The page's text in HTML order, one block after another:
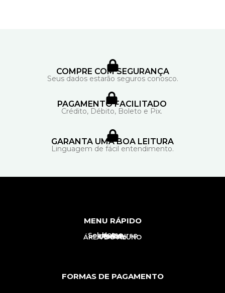
COMPRE COM SEGURANÇA
Seus dados estarão seguros conosco.
PAGAMENTO FACILITADO
Crédito, Débito, Boleto e Pix.
GARANTA UMA BOA LEITURA
Linguagem de fácil entendimento.
MENU RÁPIDO
Home
Sobre o curso
Aulas
Autora
Contato
ÁREA DO ALUNO
FORMAS DE PAGAMENTO